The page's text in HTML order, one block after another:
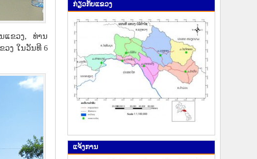
ແຂວງ, ທ່ານ
ງ ໃນວັນທີ 6
ກ່ຽວ​ກັບ​ແຂວງ
ແຈ້ງ​ການ